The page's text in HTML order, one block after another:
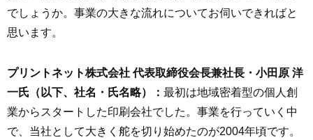
でしょうか。事業の大きな流れについてお伺いできればと
思います。
プリントネット株式会社 代表取締役会長兼社長・小田原 洋
一氏（以下、社名・氏名略）： 最初は地域密着型の個人創
業からスタートした印刷会社でした。事業を行っていく中
で、当社として大きく舵を切り始めたのが2004年頃です。